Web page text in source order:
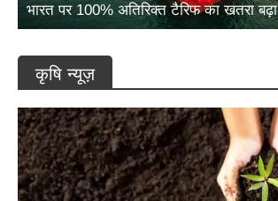
भारत पर 100% अतिरिक्त टैरिफ का खतरा बढ़ा
कृषि न्यूज़